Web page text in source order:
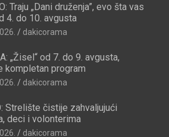
Traju „Dani druženja”, evo šta vas
4. do 10. avgusta
dakicorama
„Žisel“ od 7. do 9. avgusta,
kompletan program
dakicorama
Strelište čistije zahvaljujući
deci i volonterima
dakicorama